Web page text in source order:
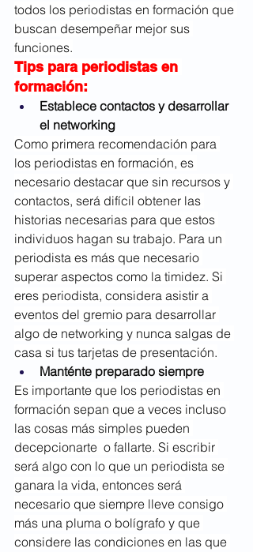
todos los periodistas en formación que
buscan desempeñar mejor sus
funciones.
Tips para periodistas en
formación:
Establece contactos y desarrollar
el networking
Como primera recomendación para
los periodistas en formación, es
necesario destacar que sin recursos y
contactos, será difícil obtener las
historias necesarias para que estos
individuos hagan su trabajo. Para un
periodista es más que necesario
superar aspectos como la timidez. Si
eres periodista, considera asistir a
eventos del gremio para desarrollar
algo de networking y nunca salgas de
casa si tus tarjetas de presentación.
Manténte preparado siempre
Es importante que los periodistas en
formación sepan que a veces incluso
las cosas más simples pueden
decepcionarte  o fallarte. Si escribir
será algo con lo que un periodista se
ganara la vida, entonces será
necesario que siempre lleve consigo
más una pluma o bolígrafo y que
considere las condiciones en las que